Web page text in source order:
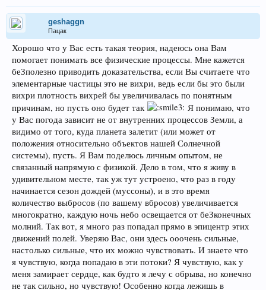
geshaggn
Пацак
Хорошо что у Вас есть такая теория, надеюсь она Вам
помогает понимать все физические процессы. Мне кажется
беЗполезно приводить доказательства, если Вы считаете что
элементарные частицы это не вихри, ведь если бы это были
вихри плотность вихрей бы увеличивалась по понятным
причинам, но пусть оно будет так
Я понимаю, что
у Вас погода зависит не от внутренних процессов Земли, а
видимо от того, куда планета залетит (или может от
положения относительно объектов нашей Солнечной
системы), пусть. Я Вам поделюсь личным опытом, не
связанный напрямую с физикой. Дело в том, что я живу в
удивительном месте, так уж тут устроено, что раз в году
начинается сезон дождей (муссоны), и в это время
количество выбросов (по вашему вбросов) увеличивается
многократно, каждую ночь небо освещается от беЗконечных
молний. Так вот, я много раз попадал прямо в эпицентр этих
движений полей. Уверяю Вас, они здесь ооочень сильные,
настолько сильные, что их можно чувствовать. И знаете что
я чувствую, когда попадаю в эти потоки? Я чувствую, как у
меня замирает сердце, как будто я лечу с обрыва, но конечно
не так сильно, но чувствую! Особенно когда лежишь в